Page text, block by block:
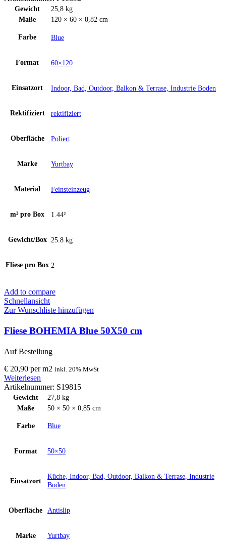
60x120
cm
Menge
Gewicht
25,8 kg
Maße
120 × 60 × 0,82 cm
Farbe Blue
Format 60×120
Einsatzort Indoor, Bad, Outdoor, Balkon & Terrase, Industrie Boden
Rektifiziert rektifiziert
Oberfläche Poliert
Marke Yurtbay
Material Feinsteinzeug
m² pro Box 1.44²
Gewicht/Box 25.8 kg
Fliese pro Box 2
Add to compare
Schnellansicht
Zur Wunschliste hinzufügen
Fliese BOHEMIA Blue 50X50 cm
Auf Bestellung
€ 20,90 perm2 inkl. 20% MwSt
Weiterlesen
Artikelnummer: S19815
Gewicht
27,8 kg
Maße
50 × 50 × 0,85 cm
Farbe Blue
Format 50×50
Einsatzort
Küche, Indoor, Bad, Outdoor, Balkon & Terrase, Industrie
Boden
Oberfläche Antislip
Marke Yurtbay